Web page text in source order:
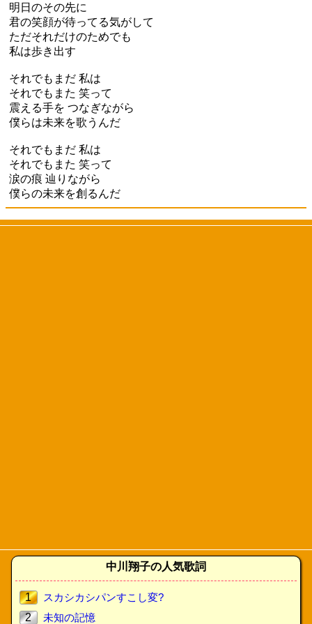
明日のその先に
君の笑顔が待ってる気がして
ただそれだけのためでも
私は歩き出す
それでもまだ 私は
それでもまた 笑って
震える手を つなぎながら
僕らは未来を歌うんだ
それでもまだ 私は
それでもまた 笑って
涙の痕 辿りながら
僕らの未来を創るんだ
中川翔子の人気歌詞
1
スカシカシパンすこし変?
2
未知の記憶